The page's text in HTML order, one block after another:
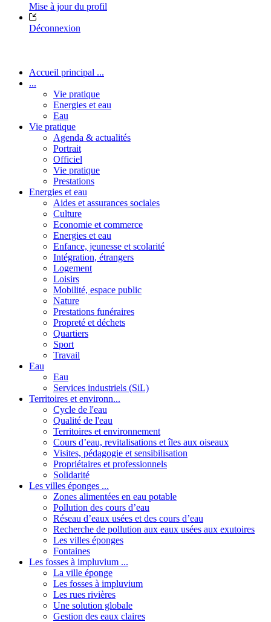
Mise à jour du profil
Déconnexion
Accueil principal ...
...
Vie pratique
Energies et eau
Eau
Vie pratique
Agenda & actualités
Portrait
Officiel
Vie pratique
Prestations
Energies et eau
Aides et assurances sociales
Culture
Economie et commerce
Energies et eau
Enfance, jeunesse et scolarité
Intégration, étrangers
Logement
Loisirs
Mobilité, espace public
Nature
Prestations funéraires
Propreté et déchets
Quartiers
Sport
Travail
Eau
Eau
Services industriels (SiL)
Territoires et environn...
Cycle de l'eau
Qualité de l'eau
Territoires et environnement
Cours d’eau, revitalisations et îles aux oiseaux
Visites, pédagogie et sensibilisation
Propriétaires et professionnels
Solidarité
Les villes éponges ...
Zones alimentées en eau potable
Pollution des cours d’eau
Réseau d’eaux usées et des cours d’eau
Recherche de pollution aux eaux usées aux exutoires
Les villes éponges
Fontaines
Les fosses à impluvium ...
La ville éponge
Les fosses à impluvium
Les rues rivières
Une solution globale
Gestion des eaux claires